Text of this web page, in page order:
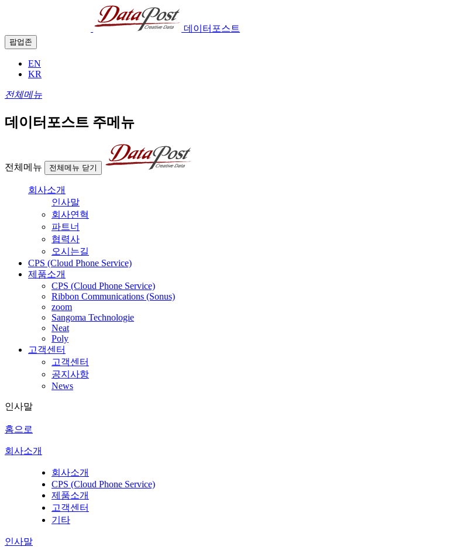
데이터포스트
팝업존
EN
KR
전체메뉴
데이터포스트 주메뉴
전체메뉴 전체메뉴 닫기
회사소개
인사말
회사연혁
파트너
협력사
오시는길
CPS (Cloud Phone Service)
제품소개
CPS (Cloud Phone Service)
Ribbon Communications (Sonus)
zoom
Sangoma Technologie
Neat
Poly
고객센터
고객센터
공지사항
News
인사말
홈으로
회사소개
회사소개
CPS (Cloud Phone Service)
제품소개
고객센터
기타
인사말